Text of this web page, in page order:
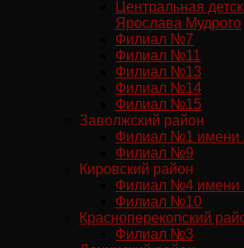
Центральная
Ярослава Мудрого
Филиал №7
Филиал №11
Филиал №13
Филиал №14
Филиал №15
Заволжский район
Филиал №1 имени
Филиал №9
Кировский район
Филиал №4 имени
Филиал №10
Красноперекопский
Филиал №3